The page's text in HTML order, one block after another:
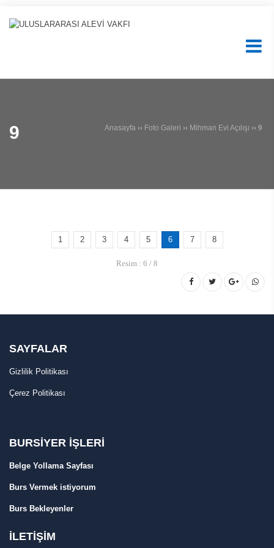
9 Anasayfa ›› Foto Galeri ›› Mihman Evi Açılışı ›› 9
1 2 3 4 5 6 7 8
Resim : 6 / 8
SAYFALAR
Gizlilik Politikası
Çerez Politikası
BURSİYER İŞLERİ
Belge Yollama Sayfası
Burs Vermek istiyorum
Burs Bekleyenler
İLETİŞİM